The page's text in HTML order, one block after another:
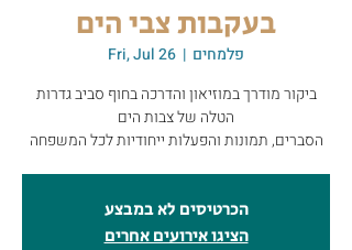
בעקבות צבי הים
Fri, Jul 26
  |
פלמחים
ביקור מודרך במוזיאון והדרכה בחוף סביב גדרות
הטלה של צבות הים
הסברים, תמונות והפעלות ייחודיות לכל המשפחה
הכרטיסים לא במבצע
הציגו אירועים אחרים